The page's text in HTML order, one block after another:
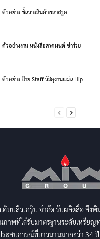
ตัวอย่าง ชั้นวางสินค้าพลาสวูด
ตัวอย่างงาน หนังสือสวดมนต์ ชำร่วย
ตัวอย่าง ป้าย Staff วัสดุงานแผ่น Hip
.ดับบลิว. กรุ๊ป จำกัด รับผลิตสื่อ สิ่งพิ
ภาพที่ได้รับมาตรฐานระดับเหรียญท
ระสบการณ์ที่ยาวนานมากกว่า 34 ปี